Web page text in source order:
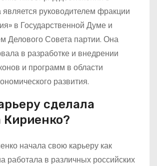
является руководителем фракции
в Государственной Думе и
Делового Совета партии. Она
в разработке и внедрении
и программ в области
развития.
сделала
начала свою карьеру как
работала в различных российских